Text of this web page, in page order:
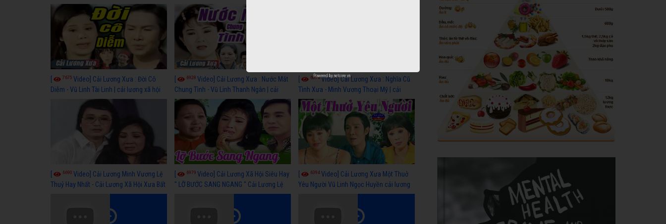
7675 Video] Cải Lương Xưa : Đời Cô
Diễm - Vũ Linh Tài Linh | cải lương xã hội
6928 Video] Cải Lương Xưa : Nước Mắt
Chung Tình - Vũ Linh Thanh Ngân | cải
lương xã hội hay nhất
6074Video] Cải Lương Xưa : Nghĩa Cũ
Tình Xưa - Minh Vương Thoại Mỹ | cải
lương xã hội hay nhất
6690 Video] Cải Lương Minh Vương Lệ
Thuỷ Hay Nhất - Cải Lương Xã Hội Xưa Bất
6979 Video] Cải Lương Xã Hội Siêu Hay
" LỠ BƯỚC SANG NGANG " Cải Lương Lệ
Thuỷ, Thanh Tuấn, Hồng Nga
6394Video] Cải Lương Xưa Một Thuở
Yêu Người Vũ Linh Ngọc Huyền cải lương
Powered by netcore.vn